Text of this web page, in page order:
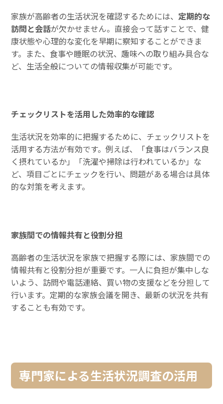
家族が高齢者の生活状況を確認するためには、定期的な
訪問と会話が欠かせません。直接会って話すことで、健
康状態や心理的な変化を早期に察知することができま
す。また、食事や睡眠の状況、趣味への取り組み具合な
ど、生活全般についての情報収集が可能です。
チェックリストを活用した効率的な確認
生活状況を効率的に把握するために、チェックリストを
活用する方法が有効です。例えば、「食事はバランス良
く摂れているか」「洗濯や掃除は行われているか」な
ど、項目ごとにチェックを行い、問題がある場合は具体
的な対策を考えます。
家族間での情報共有と役割分担
高齢者の生活状況を家族で把握する際には、家族間での
情報共有と役割分担が重要です。一人に負担が集中しな
いよう、訪問や電話連絡、買い物の支援などを分担して
行います。定期的な家族会議を開き、最新の状況を共有
することも有効です。
専門家による生活状況調査の活用